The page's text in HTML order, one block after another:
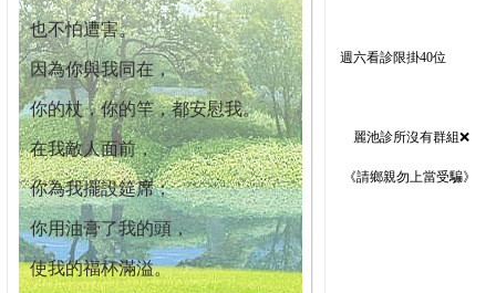
也不怕遭害。
因為你與我同在，
你的杖，你的竿，都安慰我。
在我敵人面前，
你為我擺設筵席；
你用油膏了我的頭，
使我的福杯滿溢。
週六看診限掛40位
麗池診所沒有群組❌
《請鄉親勿上當受騙》